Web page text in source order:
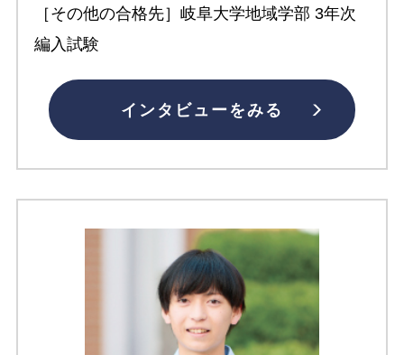
［その他の合格先］岐阜大学地域学部 3年次
編入試験
インタビューをみる